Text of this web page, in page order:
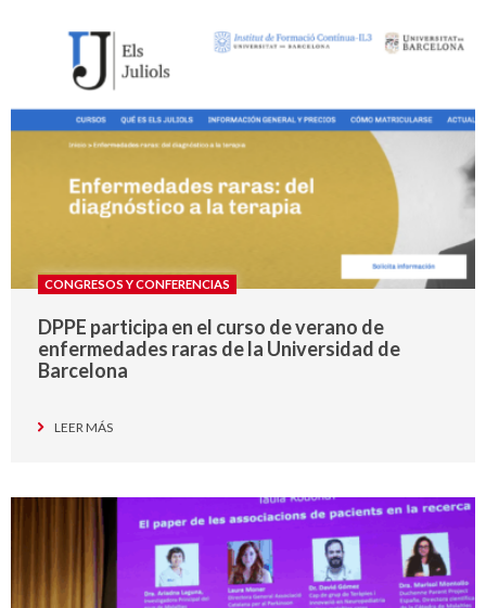
CONGRESOS Y CONFERENCIAS
DPPE participa en el curso de verano de
enfermedades raras de la Universidad de
Barcelona
LEER MÁS